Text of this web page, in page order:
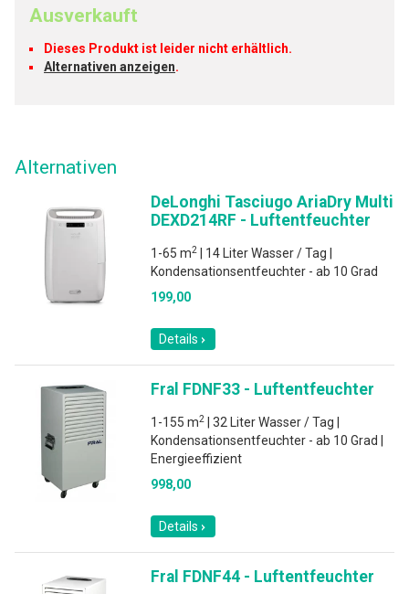
Ausverkauft
Dieses Produkt ist leider nicht erhältlich.
Alternativen anzeigen.
Alternativen
DeLonghi Tasciugo AriaDry Multi
DEXD214RF - Luftentfeuchter
1-65 m2
| 14 Liter Wasser / Tag |
Kondensationsentfeuchter - ab 10 Grad
199,00
Details
Fral FDNF33 - Luftentfeuchter
1-155 m2
| 32 Liter Wasser / Tag |
Kondensationsentfeuchter - ab 10 Grad |
Energieeffizient
998,00
Details
Fral FDNF44 - Luftentfeuchter